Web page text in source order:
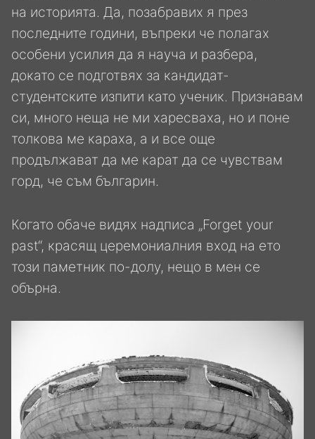
на историята. Да, позабравих я през
последните години, въпреки че полагах
особени усилия да я науча и разбера,
докато се подготвях за кандидат-
студентските изпити като ученик. Признавам
си, много неща не ми харесваха, но и поне
толкова ме караха, а и все още
продължават да ме карат да се чувствам
горд, че съм българин.
Когато обаче видях надписа „Forget your
past“, красящ церемониалния вход на ето
този паметник по-долу, нещо в мен се
обърна.